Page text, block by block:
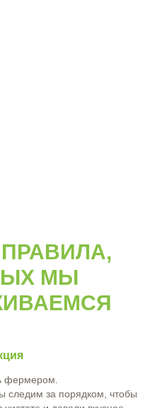
МЫ
фермером.
следим за порядком, чтобы